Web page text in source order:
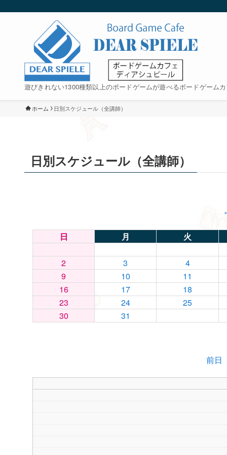
遊びきれない1300種類以上のボードゲームが遊べるボードゲーム
ホーム 日別スケジュール（全講師）
日別スケジュール（全講師）
日 月 火
2 3
4
9
10
11
16
17
18
23
24
25
30
31
前日